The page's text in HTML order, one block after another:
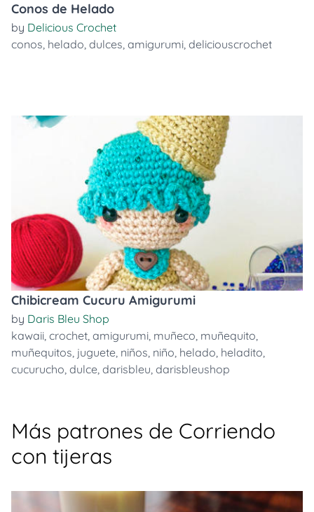
Conos de Helado
by Delicious Crochet
conos, helado, dulces, amigurumi, deliciouscrochet
Chibicream Cucuru Amigurumi
by Daris Bleu Shop
kawaii, crochet, amigurumi, muñeco, muñequito,
muñequitos, juguete, niños, niño, helado, heladito,
cucurucho, dulce, darisbleu, darisbleushop
Más patrones de Corriendo
con tijeras